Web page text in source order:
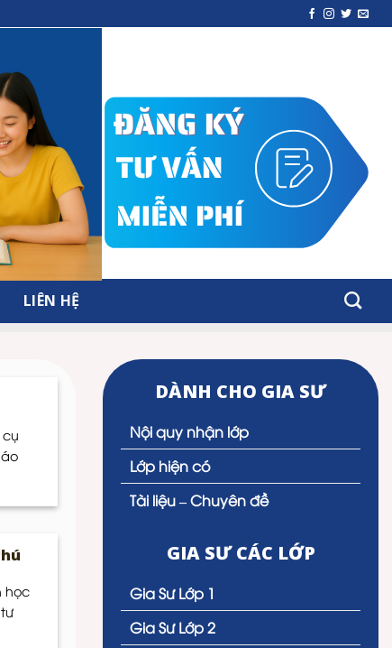
LIÊN HỆ
cụ
học
DÀNH CHO GIA SƯ
Nội quy nhận lớp
Lớp hiện có
Tài liệu – Chuyên đề
GIA SƯ CÁC LỚP
Gia Sư Lớp 1
Gia Sư Lớp 2